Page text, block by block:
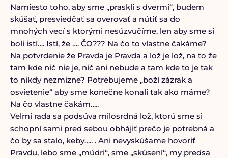
Namiesto toho, aby sme „praskli s dvermi“, budem
skúšať, presviedčať sa overovať a nútiť sa do
mnohých vecí s ktorými nesúzvučíme, len aby sme si
boli istí…. Istí, že …. ČO??? Na čo to vlastne čakáme?
Na potvrdenie že Pravda je Pravda a lož je lož, na to že
tam kde nič nie je, nič ani nebude a tam kde to je tak
to nikdy nezmizne? Potrebujeme „boží zázrak a
osvietenie“ aby sme konečne konali tak ako máme?
Na čo vlastne čakám…..
Veľmi rada sa podsúva milosrdná lož, ktorú sme si
schopní sami pred sebou obhájiť prečo je potrebná a
čo by sa stalo, keby….. . Ani nevyskúšame hovoriť
Pravdu, lebo sme „múdri“, sme „skúsení“, my predsa